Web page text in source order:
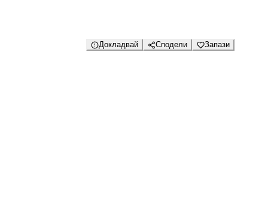
Докладвай Сподели Запази